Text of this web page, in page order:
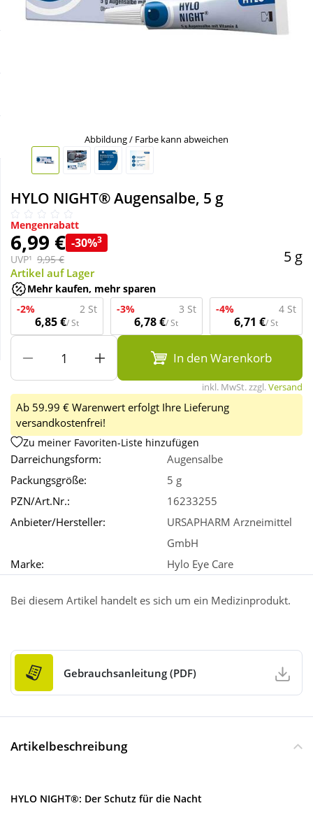
Sale
Täglich gut versorgt
Körperpflege & Kosmetik
Nahrungsergänzung
Sanitätshaus
Sport & Fitness
Tierbedarf
Abbildung / Farbe kann abweichen
HYLO NIGHT® Augensalbe, 5 g
Mengenrabatt
6,99 € -30%3
UVP¹ 9,95 € 5 g
Artikel auf Lager
Mehr kaufen, mehr sparen
-2%
2 St
6,85 €/ St
-3% 3 St
6,78 €/ St
-4% 4 St
6,71 €/ St
In den Warenkorb
inkl. MwSt. zzgl.Versand
Ab 59.99 € Warenwert erfolgt Ihre Lieferung
versandkostenfrei!
Zu meiner Favoriten-Liste hinzufügen
Darreichungsform:
Augensalbe
Packungsgröße:
5 g
PZN/Art.Nr.:
16233255
Anbieter/Hersteller:
URSAPHARM Arzneimittel
GmbH
Marke:
Hylo Eye Care
Bei diesem Artikel handelt es sich um ein Medizinprodukt.
Gebrauchsanleitung (PDF)
Artikelbeschreibung
HYLO NIGHT®: Der Schutz für die Nacht